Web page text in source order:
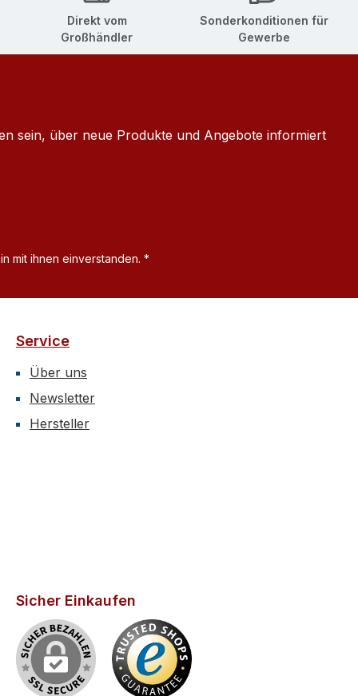
Direkt vom
Großhändler
Sonderkonditionen für
Gewerbe
sein, über neue Produkte und Angebote informiert
mit ihnen einverstanden. *
Service
Über uns
Newsletter
Hersteller
Sicher Einkaufen